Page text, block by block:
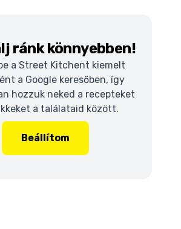
ránk könnyebben!
a Street Kitchent kiemelt
a Google keresőben, így
hozzuk neked a recepteket
a találataid között.
Beállítom